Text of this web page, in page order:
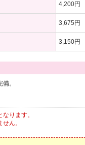
4,200円
3,675円
3,150円
。
ります。
ん。